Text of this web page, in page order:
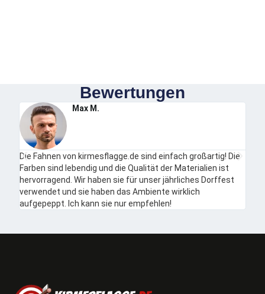
Bewertungen
Max M.
Die Fahnen von kirmesflagge.de sind einfach großartig! Die
Farben sind lebendig und die Qualität der Materialien ist
hervorragend. Wir haben sie für unser jährliches Dorffest
verwendet und sie haben das Ambiente wirklich
aufgepeppt. Ich kann sie nur empfehlen!